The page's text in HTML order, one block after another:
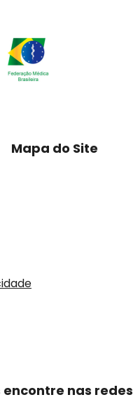
Mapa do Site
encontre nas redes